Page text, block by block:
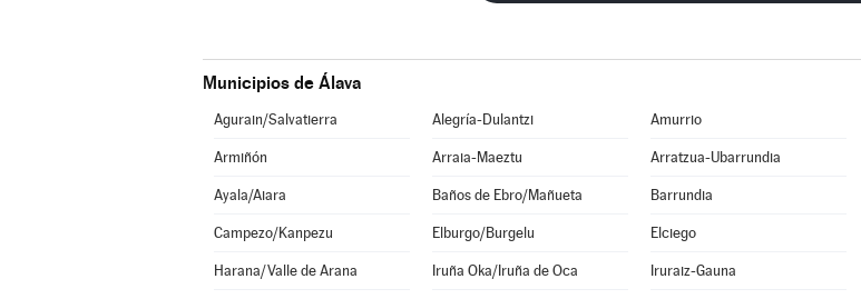
Municipios de Álava
Agurain/Salvatierra Alegría-Dulantzi Amurrio
Armiñón Arraia-Maeztu Arratzua-Ubarrundia
Ayala/Aiara Baños de Ebro/Mañueta Barrundia
Campezo/Kanpezu Elburgo/Burgelu Elciego
Harana/Valle de Arana Iruña Oka/Iruña de Oca Iruraiz-Gauna